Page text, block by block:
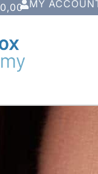
MY
0,00